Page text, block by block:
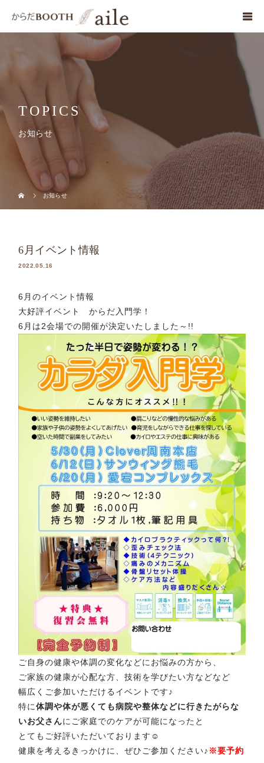
TOPICS
お知らせ
お知らせ
6月イベント情報
2022.05.16
6月のイベント情報
大好評イベント からだ入門学！
6月は2会場での開催が決定いたしました～!!
ご自身の健康や体調の変化などにお悩みの方から、
ご家族の健康が心配な方、技術を学びたい方などなど
幅広くご参加いただけるイベントです♪
特に体調や体が悪くても病院や整体などに行きたがらな
いお父さんにご家庭でのケアが可能になったと
とてもご好評いただいております☺
健康を考えるきっかけに、ぜひご参加ください♪ ※要予約